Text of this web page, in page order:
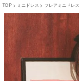
TOP ミニドレス フレアミニドレス